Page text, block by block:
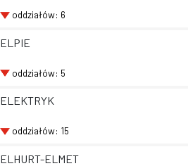
oddziałów: 6
ELPIE
oddziałów: 5
ELEKTRYK
oddziałów: 15
ELHURT-ELMET